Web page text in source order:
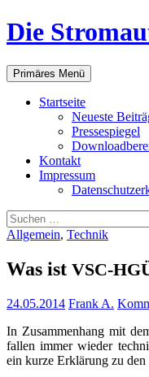
Zum
Inhalt
Die
Suchen
Primäres Menü
Start­sei­te
Neu­es­te
Pres­se­spie­gel
Kon­takt
Impres­sum
Suchen
nach:
Allgemein, Technik
Was ist VSC-
24.05.2014 Frank A.
In Zusam­men­hang mit
fal­len immer wie­der
ein kur­ze Erklä­rung zu